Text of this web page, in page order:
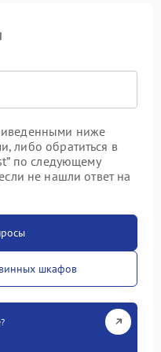
ниже
либо обратиться в
по следующему
не нашли ответ на
шкафов